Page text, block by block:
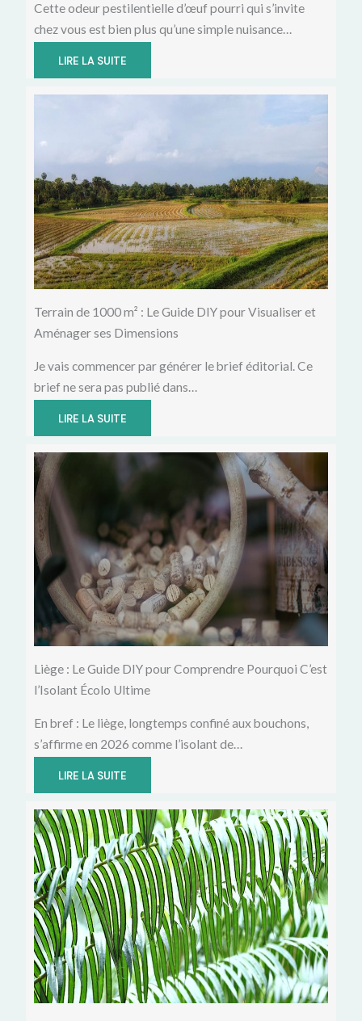
Cette odeur pestilentielle d’œuf pourri qui s’invite
chez vous est bien plus qu’une simple nuisance…
LIRE LA SUITE
Terrain de 1000 m² : Le Guide DIY pour Visualiser et
Aménager ses Dimensions
Je vais commencer par générer le brief éditorial. Ce
brief ne sera pas publié dans…
LIRE LA SUITE
Liège : Le Guide DIY pour Comprendre Pourquoi C’est
l’Isolant Écolo Ultime
En bref : Le liège, longtemps confiné aux bouchons,
s’affirme en 2026 comme l’isolant de…
LIRE LA SUITE